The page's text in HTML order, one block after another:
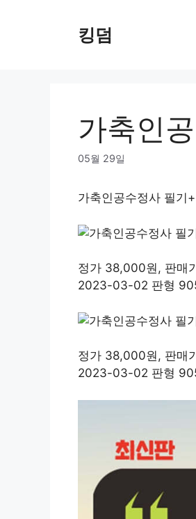
킹덤
가축인
05월 29일
가축인공수정사 필기
정가 38,000원, 판매
2023-03-02 판형
정가 38,000원, 판매
2023-03-02 판형